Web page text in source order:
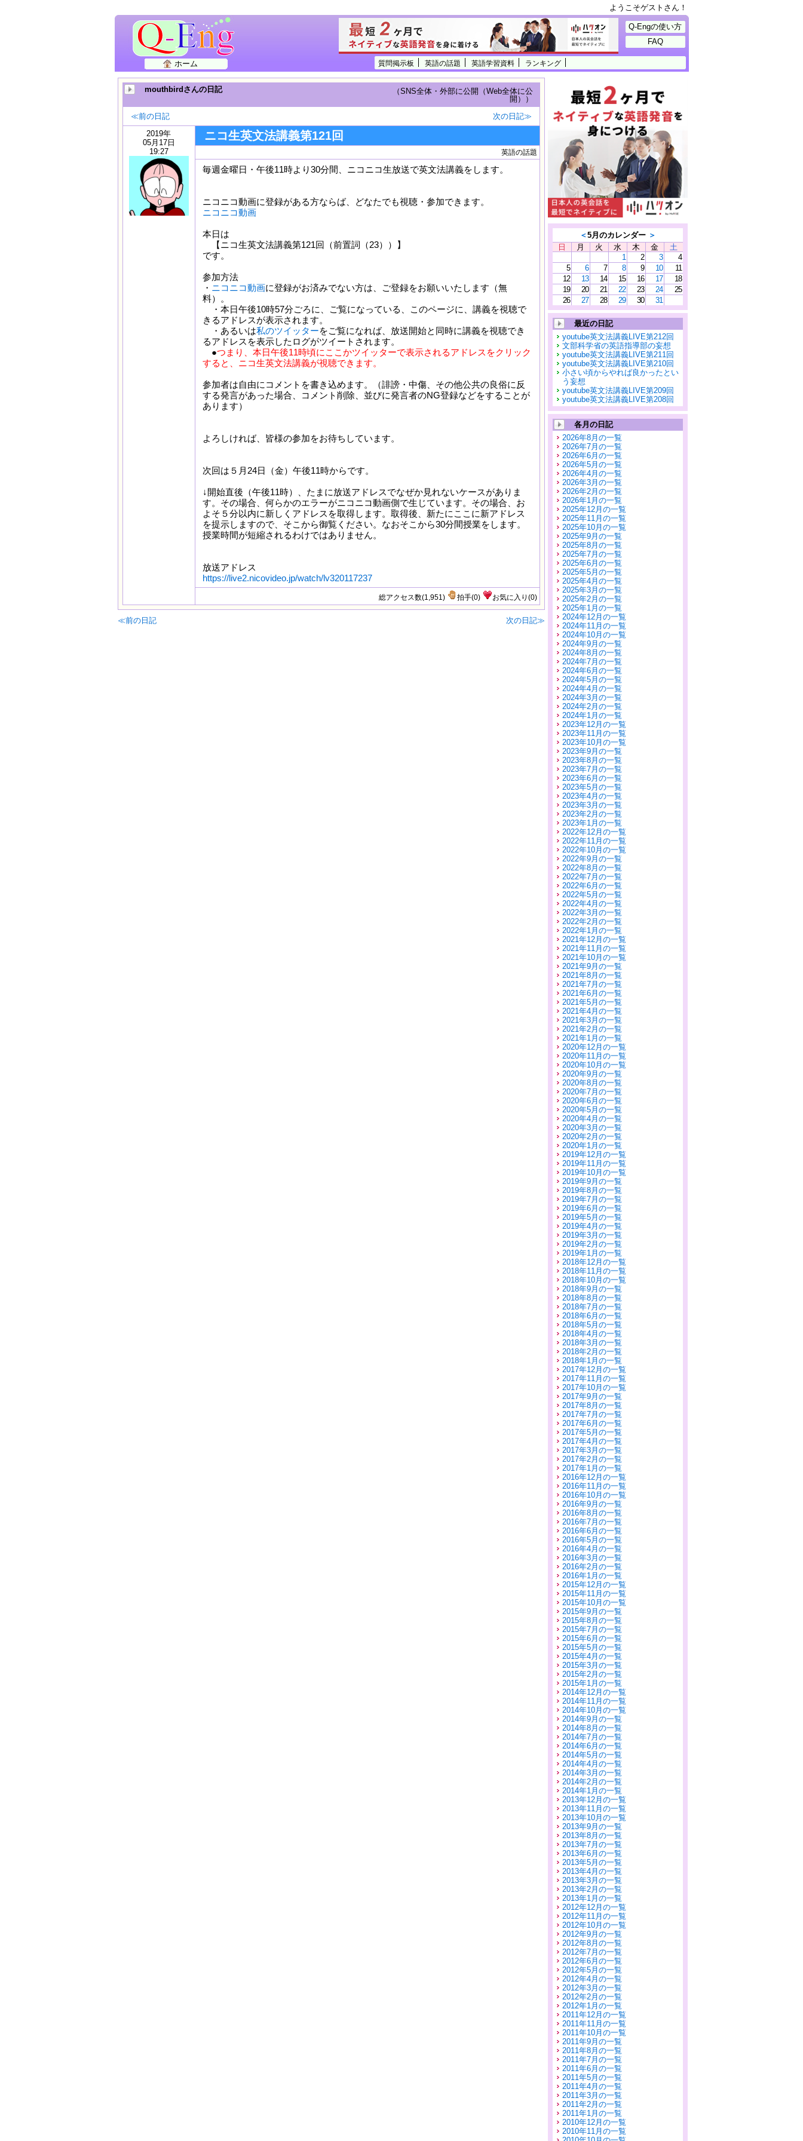
ようこそゲストさん！
質問掲示板 英語の話題 英語学習資料 ランキング
ホーム
Q-Engの使い方
FAQ
mouthbirdさんの日記
（SNS全体・外部に公開（Web全体に公
開））
≪前の日記
次の日記≫
2019年
05月17日
19:27
ニコ生英文法講義第121回
英語の話題
毎週金曜日・午後11時より30分間、ニコニコ生放送で英文法講義をします。
ニコニコ動画に登録がある方ならば、どなたでも視聴・参加できます。
ニコニコ動画
本日は
【ニコ生英文法講義第121回（前置詞（23））】
です。
参加方法
・ ニコニコ動画に登録がお済みでない方は、ご登録をお願いいたします（無
料）。
・本日午後10時57分ごろに、ご覧になっている、このページに、講義を視聴で
きるアドレスが表示されます。
・あるいは私のツイッターをご覧になれば、放送開始と同時に講義を視聴でき
るアドレスを表示したログがツイートされます。
●つまり、本日午後11時頃にここかツイッターで表示されるアドレスをクリック
すると、ニコ生英文法講義が視聴できます。
参加者は自由にコメントを書き込めます。（誹謗・中傷、その他公共の良俗に反
する発言があった場合、コメント削除、並びに発言者のNG登録などをすることが
あります）
よろしければ、皆様の参加をお待ちしています。
次回は５月24日（金）午後11時からです。
↓開始直後（午後11時）、たまに放送アドレスでなぜか見れないケースがありま
す。その場合、何らかのエラーがニコニコ動画側で生じています。その場合、お
よそ５分以内に新しくアドレスを取得します。取得後、新たにここに新アドレス
を提示しますので、そこから御覧ください。なおそこから30分間授業をします。
授業時間が短縮されるわけではありません。
放送アドレス
https://live2.nicovideo.jp/watch/lv320117237
総アクセス数(1,951) 拍手(0) お気に入り (0)
≪前の日記 次の日記≫
＜5月のカレンダー ＞
日
月 火 水 木 金
土
1
2 3
4
5
6 7 8 9 10
11
12
13 14 15 16 17
18
19
20 21 22 23 24
25
26
27 28 29 30 31
最近の日記
youtube英文法講義LIVE第212回
文部科学省の英語指導部の妄想
youtube英文法講義LIVE第211回
youtube英文法講義LIVE第210回
小さい頃からやれば良かったとい
う妄想
youtube英文法講義LIVE第209回
youtube英文法講義LIVE第208回
各月の日記
2026年8月の一覧
2026年7月の一覧
2026年6月の一覧
2026年5月の一覧
2026年4月の一覧
2026年3月の一覧
2026年2月の一覧
2026年1月の一覧
2025年12月の一覧
2025年11月の一覧
2025年10月の一覧
2025年9月の一覧
2025年8月の一覧
2025年7月の一覧
2025年6月の一覧
2025年5月の一覧
2025年4月の一覧
2025年3月の一覧
2025年2月の一覧
2025年1月の一覧
2024年12月の一覧
2024年11月の一覧
2024年10月の一覧
2024年9月の一覧
2024年8月の一覧
2024年7月の一覧
2024年6月の一覧
2024年5月の一覧
2024年4月の一覧
2024年3月の一覧
2024年2月の一覧
2024年1月の一覧
2023年12月の一覧
2023年11月の一覧
2023年10月の一覧
2023年9月の一覧
2023年8月の一覧
2023年7月の一覧
2023年6月の一覧
2023年5月の一覧
2023年4月の一覧
2023年3月の一覧
2023年2月の一覧
2023年1月の一覧
2022年12月の一覧
2022年11月の一覧
2022年10月の一覧
2022年9月の一覧
2022年8月の一覧
2022年7月の一覧
2022年6月の一覧
2022年5月の一覧
2022年4月の一覧
2022年3月の一覧
2022年2月の一覧
2022年1月の一覧
2021年12月の一覧
2021年11月の一覧
2021年10月の一覧
2021年9月の一覧
2021年8月の一覧
2021年7月の一覧
2021年6月の一覧
2021年5月の一覧
2021年4月の一覧
2021年3月の一覧
2021年2月の一覧
2021年1月の一覧
2020年12月の一覧
2020年11月の一覧
2020年10月の一覧
2020年9月の一覧
2020年8月の一覧
2020年7月の一覧
2020年6月の一覧
2020年5月の一覧
2020年4月の一覧
2020年3月の一覧
2020年2月の一覧
2020年1月の一覧
2019年12月の一覧
2019年11月の一覧
2019年10月の一覧
2019年9月の一覧
2019年8月の一覧
2019年7月の一覧
2019年6月の一覧
2019年5月の一覧
2019年4月の一覧
2019年3月の一覧
2019年2月の一覧
2019年1月の一覧
2018年12月の一覧
2018年11月の一覧
2018年10月の一覧
2018年9月の一覧
2018年8月の一覧
2018年7月の一覧
2018年6月の一覧
2018年5月の一覧
2018年4月の一覧
2018年3月の一覧
2018年2月の一覧
2018年1月の一覧
2017年12月の一覧
2017年11月の一覧
2017年10月の一覧
2017年9月の一覧
2017年8月の一覧
2017年7月の一覧
2017年6月の一覧
2017年5月の一覧
2017年4月の一覧
2017年3月の一覧
2017年2月の一覧
2017年1月の一覧
2016年12月の一覧
2016年11月の一覧
2016年10月の一覧
2016年9月の一覧
2016年8月の一覧
2016年7月の一覧
2016年6月の一覧
2016年5月の一覧
2016年4月の一覧
2016年3月の一覧
2016年2月の一覧
2016年1月の一覧
2015年12月の一覧
2015年11月の一覧
2015年10月の一覧
2015年9月の一覧
2015年8月の一覧
2015年7月の一覧
2015年6月の一覧
2015年5月の一覧
2015年4月の一覧
2015年3月の一覧
2015年2月の一覧
2015年1月の一覧
2014年12月の一覧
2014年11月の一覧
2014年10月の一覧
2014年9月の一覧
2014年8月の一覧
2014年7月の一覧
2014年6月の一覧
2014年5月の一覧
2014年4月の一覧
2014年3月の一覧
2014年2月の一覧
2014年1月の一覧
2013年12月の一覧
2013年11月の一覧
2013年10月の一覧
2013年9月の一覧
2013年8月の一覧
2013年7月の一覧
2013年6月の一覧
2013年5月の一覧
2013年4月の一覧
2013年3月の一覧
2013年2月の一覧
2013年1月の一覧
2012年12月の一覧
2012年11月の一覧
2012年10月の一覧
2012年9月の一覧
2012年8月の一覧
2012年7月の一覧
2012年6月の一覧
2012年5月の一覧
2012年4月の一覧
2012年3月の一覧
2012年2月の一覧
2012年1月の一覧
2011年12月の一覧
2011年11月の一覧
2011年10月の一覧
2011年9月の一覧
2011年8月の一覧
2011年7月の一覧
2011年6月の一覧
2011年5月の一覧
2011年4月の一覧
2011年3月の一覧
2011年2月の一覧
2011年1月の一覧
2010年12月の一覧
2010年11月の一覧